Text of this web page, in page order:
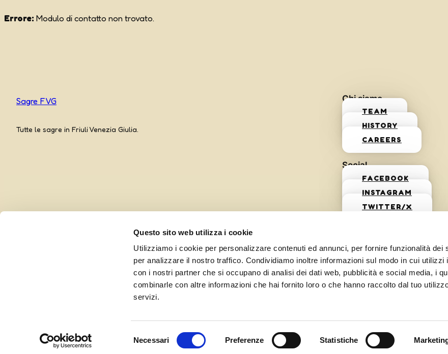
Questo sito web utilizza i cookie
Utilizziamo i cookie per personalizzare contenuti ed annunci, per fornire funzionalità dei
per analizzare il nostro traffico. Condividiamo inoltre informazioni sul modo in cui utilizzi
con i nostri partner che si occupano di analisi dei dati web, pubblicità e social media, i
combinarle con altre informazioni che hai fornito loro o che hanno raccolto dal tuo
servizi.
Necessari Preferenze Statistiche
Errore: Modulo di contatto non trovato.
Sagre FVG
Tutte le sagre in Friuli Venezia Giulia.
Chi siamo
TEAM
HISTORY
CAREERS
Social
FACEBOOK
INSTAGRAM
TWITTER/X
Curato da UOLLI, con l’amorevole complicità diEnsoul